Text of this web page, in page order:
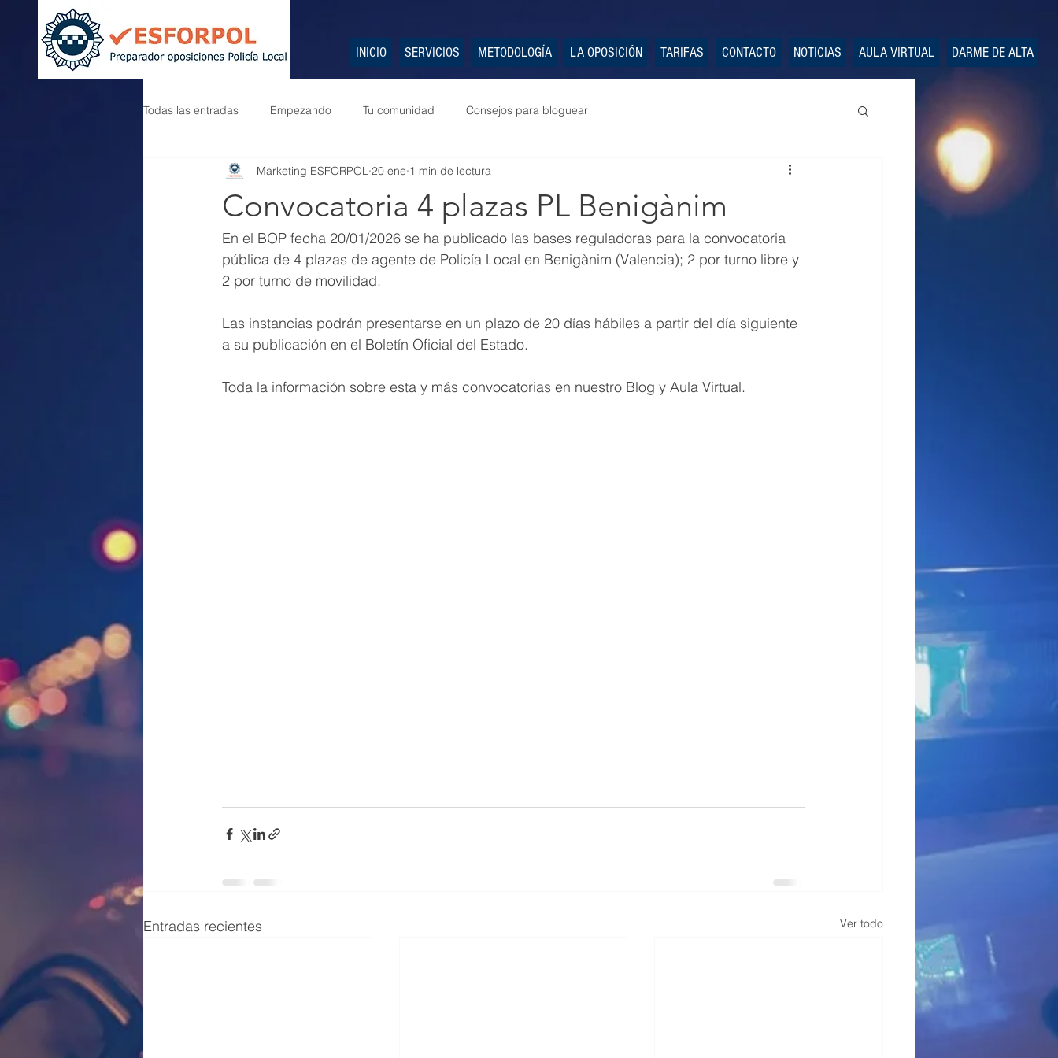
INICIO SERVICIOS METODOLOGÍA LA OPOSICIÓN TARIFAS CONTACTO NOTICIAS AULA VIRTUAL DARME DE ALTA
Todas las entradas Empezando Tu comunidad Consejos para bloguear
Convocatoria 4 plazas PL Benigànim
Marketing ESFORPOL 20 ene 1 min de lectura
En el BOP fecha 20/01/2026 se ha publicado las bases reguladoras para la convocatoria
pública de 4 plazas de agente de Policía Local en Benigànim (Valencia); 2 por turno libre y
2 por turno de movilidad.
Las instancias podrán presentarse en un plazo de 20 días hábiles a partir del día siguiente
a su publicación en el Boletín Oficial del Estado.
Toda la información sobre esta y más convocatorias en nuestro Blog y Aula Virtual.
Entradas recientes Ver todo